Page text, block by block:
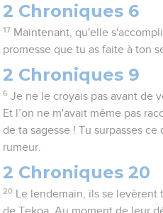
2 Chroniques 6
17 Maintenant, qu'elle
promesse que tu as faite à ton
2 Chroniques 9
6 Je ne le croyais pas avant de
Et l’on ne m'avait même pas
de ta sagesse ! Tu surpasses ce
rumeur.
2 Chroniques 20
20
Le lendemain, ils se